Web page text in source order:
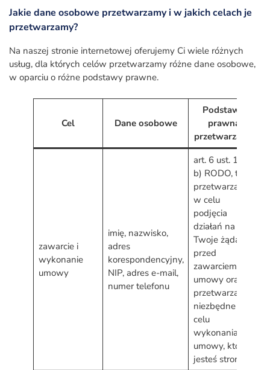
Jakie dane osobowe przetwarzamy i w jakich celach je
przetwarzamy?
Na naszej stronie internetowej oferujemy Ci wiele różnych
usług, dla których celów przetwarzamy różne dane osobowe,
w oparciu o różne podstawy prawne.
Cel Dane osobowe
Podstawa
prawna
przetwarzania
zawarcie i
wykonanie
umowy
imię, nazwisko,
adres
korespondencyjny,
NIP, adres e-mail,
numer telefonu
art. 6 ust. 1 lit.
b) RODO, tj.
przetwarzanie
w celu
podjęcia
działań na
Twoje żądanie,
przed
zawarciem
umowy oraz
przetwarzanie
niezbędne w
celu
wykonania
umowy, której
jesteś stroną